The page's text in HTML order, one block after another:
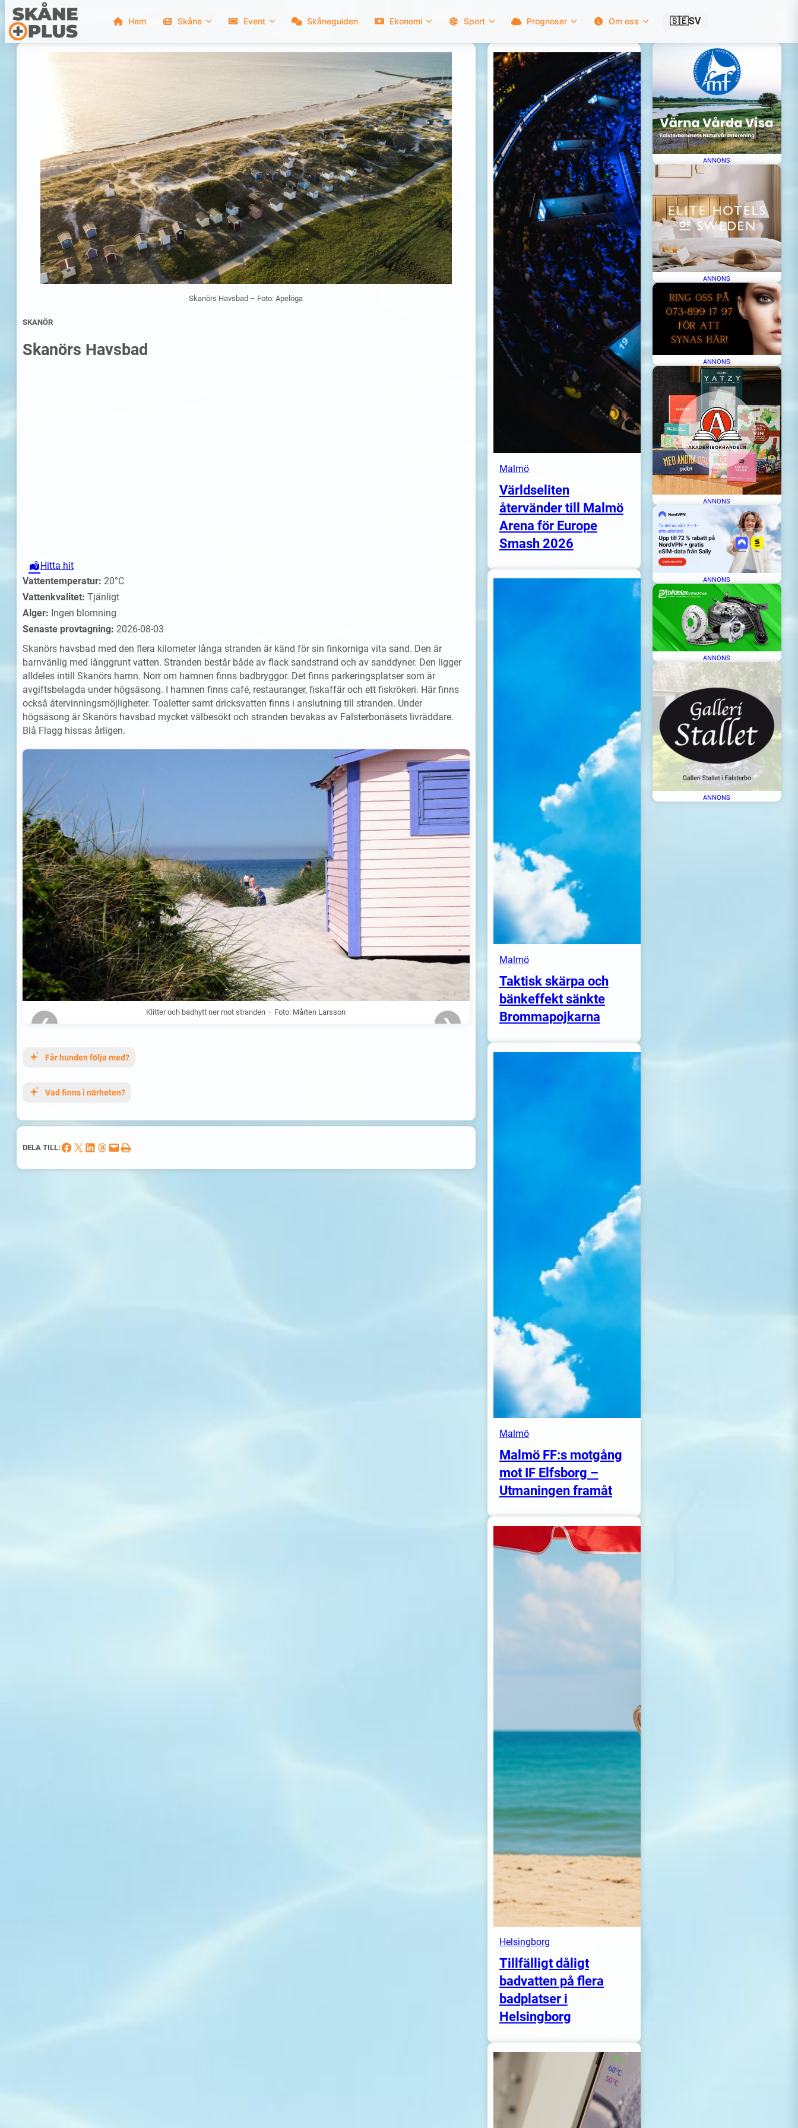
Hem Skåne Event Skåneguiden Ekonomi Sport Prognoser Om oss 🇸🇪SV
Skanörs Havsbad – Foto: Apelöga
SKANÖR
Skanörs Havsbad
Hitta hit
Vattentemperatur: 20°C
Vattenkvalitet: Tjänligt
Alger: Ingen blomning
Senaste provtagning: 2026-08-03
Skanörs havsbad med den flera kilometer långa stranden är känd för sin finkorniga vita sand. Den är
barnvänlig med långgrunt vatten. Stranden består både av flack sandstrand och av sanddyner. Den ligger
alldeles intill Skanörs hamn. Norr om hamnen finns badbryggor. Det finns parkeringsplatser som är
avgiftsbelagda under högsäsong. I hamnen finns café, restauranger, fiskaffär och ett fiskrökeri. Här finns
också återvinningsmöjligheter. Toaletter samt dricksvatten finns i anslutning till stranden. Under
högsäsong är Skanörs havsbad mycket välbesökt och stranden bevakas av Falsterbonäsets livräddare.
Blå Flagg hissas årligen.
Klitter och badhytt ner mot stranden – Foto: Mårten Larsson
❮ ❯
Får hunden följa med?
Vad finns i närheten?
DELA TILL:Dela på Facebook Dela på X Dela på LinkedIn Dela på Threads Skicka denna sida med e-post Skriv ut denna sida
Malmö
Världseliten
återvänder till Malmö
Arena för Europe
Smash 2026
Malmö
Taktisk skärpa och
bänkeffekt sänkte
Brommapojkarna
Malmö
Malmö FF:s motgång
mot IF Elfsborg –
Utmaningen framåt
Helsingborg
Tillfälligt dåligt
badvatten på flera
badplatser i
Helsingborg
ANNONS
ANNONS
ANNONS
ANNONS
ANNONS
ANNONS
ANNONS